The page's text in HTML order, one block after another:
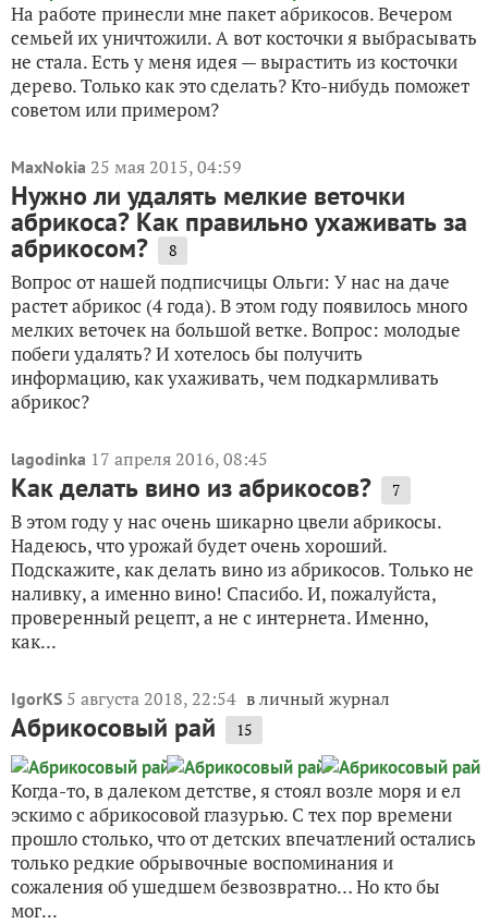
На работе принесли мне пакет абрикосов. Вечером
семьей их уничтожили. А вот косточки я выбрасывать
не стала. Есть у меня идея — вырастить из косточки
дерево. Только как это сделать? Кто-нибудь поможет
советом или примером?
MaxNokia 25 мая 2015, 04:59
Нужно ли удалять мелкие веточки
абрикоса? Как правильно ухаживать за
абрикосом? 8
Вопрос от нашей подписчицы Ольги: У нас на даче
растет абрикос (4 года). В этом году появилось много
мелких веточек на большой ветке. Вопрос: молодые
побеги удалять? И хотелось бы получить
информацию, как ухаживать, чем подкармливать
абрикос?
lagodinka 17 апреля 2016, 08:45
Как делать вино из абрикосов? 7
В этом году у нас очень шикарно цвели абрикосы.
Надеюсь, что урожай будет очень хороший.
Подскажите, как делать вино из абрикосов. Только не
наливку, а именно вино! Спасибо. И, пожалуйста,
проверенный рецепт, а не с интернета. Именно,
как...
IgorKS 5 августа 2018, 22:54 в личный журнал
Абрикосовый рай 15
Когда-то, в далеком детстве, я стоял возле моря и ел
эскимо с абрикосовой глазурью. С тех пор времени
прошло столько, что от детских впечатлений остались
только редкие обрывочные воспоминания и
сожаления об ушедшем безвозвратно… Но кто бы
мог...